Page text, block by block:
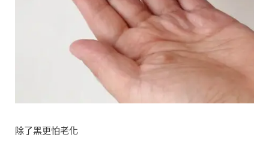
除了黑更怕老化